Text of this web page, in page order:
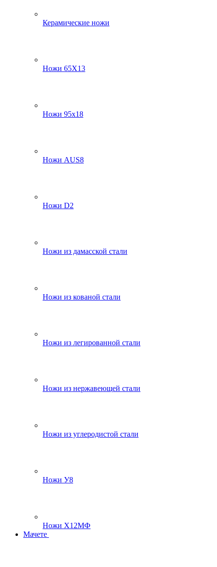
Керамические ножи
Ножи 65Х13
Ножи 95х18
Ножи AUS8
Ножи D2
Ножи из дамасской стали
Ножи из кованой стали
Ножи из легированной стали
Ножи из нержавеющей стали
Ножи из углеродистой стали
Ножи У8
Ножи Х12МФ
Мачете